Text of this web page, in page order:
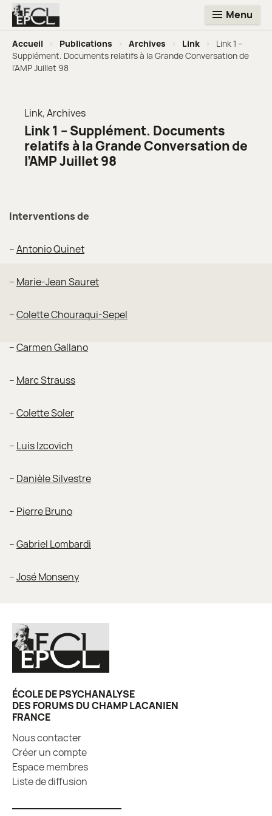
Menu
Accueil > Publications > Archives > Link >
Link 1 –
Supplément. Documents relatifs à la Grande Conversation de
l’AMP Juillet 98
Link,Archives
Link 1 – Supplément. Documents
relatifs à la Grande Conversation de
l’AMP Juillet 98
Interventions de
–Antonio Quinet
– Marie-Jean Sauret
–Colette Chouraqui-Sepel
–Carmen Gallano
– Marc Strauss
–Colette Soler
– Luis Izcovich
– Danièle Silvestre
– Pierre Bruno
–Gabriel Lombardi
–José Monseny
ÉCOLE DE PSYCHANALYSE
DES FORUMS DU CHAMP LACANIEN
FRANCE
Nous contacter
Créer un compte
Espace membres
Liste de diffusion